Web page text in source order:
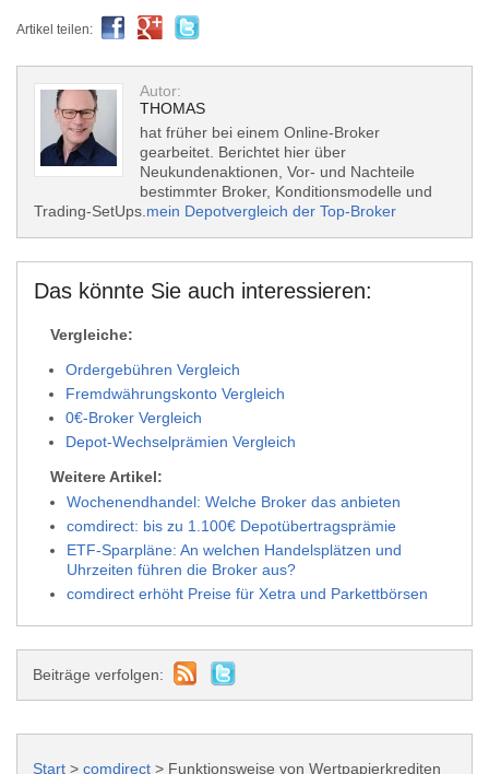
Artikel teilen:
Autor:
THOMAS
hat früher bei einem Online-Broker
gearbeitet. Berichtet hier über
Neukundenaktionen, Vor- und Nachteile
bestimmter Broker, Konditionsmodelle und
Trading-SetUps. mein Depotvergleich der Top-Broker
Das könnte Sie auch interessieren:
Vergleiche:
Ordergebühren Vergleich
Fremdwährungskonto Vergleich
0€-Broker Vergleich
Depot-Wechselprämien Vergleich
Weitere Artikel:
Wochenendhandel: Welche Broker das anbieten
comdirect: bis zu 1.100€ Depotübertragsprämie
ETF-Sparpläne: An welchen Handelsplätzen und
Uhrzeiten führen die Broker aus?
comdirect erhöht Preise für Xetra und Parkettbörsen
Beiträge verfolgen:
Start > comdirect > Funktionsweise von Wertpapierkrediten